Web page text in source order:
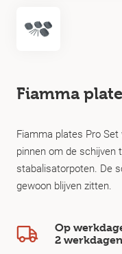
Fiamma
Fiamma plates Pro
pinnen om de schijven
stabalisatorpoten. De
gewoon blijven zitten.
Op
2 werkdagen